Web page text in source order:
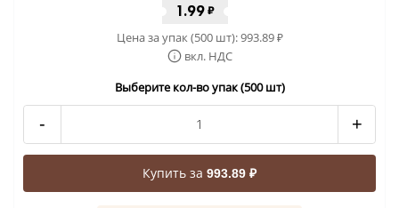
1.99₽
Цена за упак (500 шт):993.89₽
вкл. НДС
Выберите кол-во упак (500 шт)
- +
Купить за 993.89 ₽